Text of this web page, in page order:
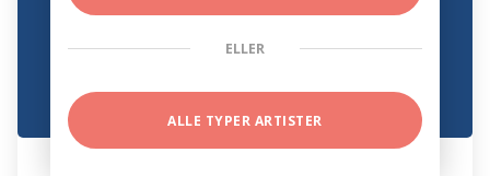
ELLER
ALLE TYPER ARTISTER